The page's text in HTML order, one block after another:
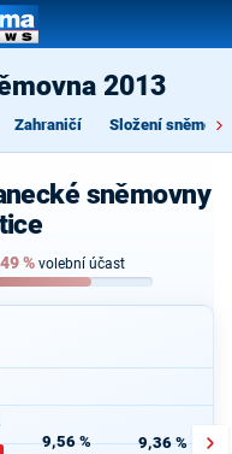
2013
Zahraničí Složení
sněmovny
% volební účast
9,56 % 9,36 %